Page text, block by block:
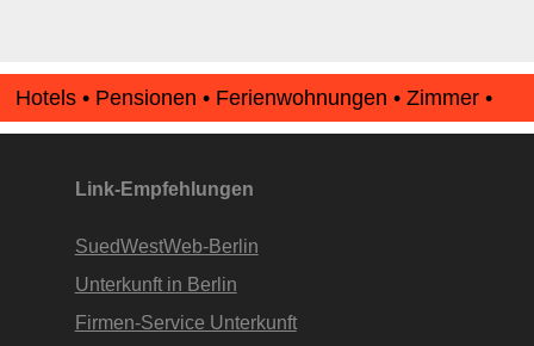
Hotels • Pensionen • Ferienwohnungen • Zimmer •
Apartments • www.Finde-Unterkunft.de
Link-Empfehlungen
SuedWestWeb-Berlin
Unterkunft in Berlin
Firmen-Service Unterkunft